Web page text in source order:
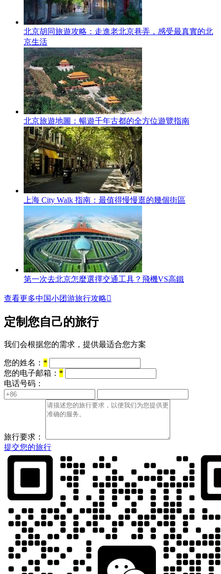
北京胡同旅遊攻略：走進老北京巷弄，感受最真實的北
京生活
北京旅遊地圖：暢遊千年古都的全方位遊覽指南
上海 City Walk 指南：最值得慢慢逛的幾個街區
第一次去北京怎麼選擇交通工具？飛機VS高鐵
查看更多中国小团游旅行攻略
定制您自己的旅行
我们会根据您的需求，提供最适合您方案
您的姓名： *
您的电子邮箱： *
电话号码：
旅行要求：
提交您的旅行